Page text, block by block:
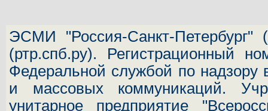
ЭСМИ "Россия-Санкт-Петербург" (
(ртр.спб.ру). Регистрационный
Федеральной службой по
и массовых коммуникаций.
унитарное предприятие